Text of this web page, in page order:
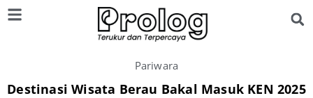
Pariwara
Destinasi Wisata Berau Bakal Masuk KEN 2025